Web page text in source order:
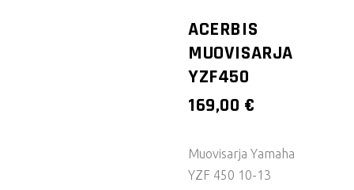
ACERBIS
MUOVISARJA
YZF450
169,00 €
Muovisarja Yamaha
YZF 450 10-13